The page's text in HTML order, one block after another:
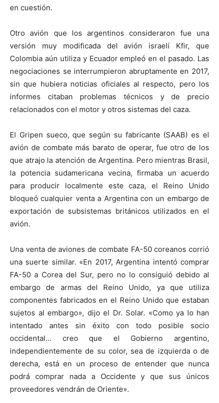
en cuestión.
Otro avión que los argentinos consideraron fue una
versión muy modificada del avión israelí Kfir, que
Colombia aún utiliza y Ecuador empleó en el pasado. Las
negociaciones se interrumpieron abruptamente en 2017,
sin que hubiera noticias oficiales al respecto, pero los
informes citaban problemas técnicos y de precio
relacionados con el motor y otros sistemas del caza.
El Gripen sueco, que según su fabricante (SAAB) es el
avión de combate más barato de operar, fue otro de los
que atrajo la atención de Argentina. Pero mientras Brasil,
la potencia sudamericana vecina, firmaba un acuerdo
para producir localmente este caza, el Reino Unido
bloqueó cualquier venta a Argentina con un embargo de
exportación de subsistemas británicos utilizados en el
avión.
Una venta de aviones de combate FA-50 coreanos corrió
una suerte similar. «En 2017, Argentina intentó comprar
FA-50 a Corea del Sur, pero no lo consiguió debido al
embargo de armas del Reino Unido, ya que utiliza
componentes fabricados en el Reino Unido que estaban
sujetos al embargo», dijo el Dr. Solar. «Como ya lo han
intentado antes sin éxito con todo posible socio
occidental… creo que el Gobierno argentino,
independientemente de su color, sea de izquierda o de
derecha, está en un proceso de entender que nunca
podrá comprar nada a Occidente y que sus únicos
proveedores vendrán de Oriente».